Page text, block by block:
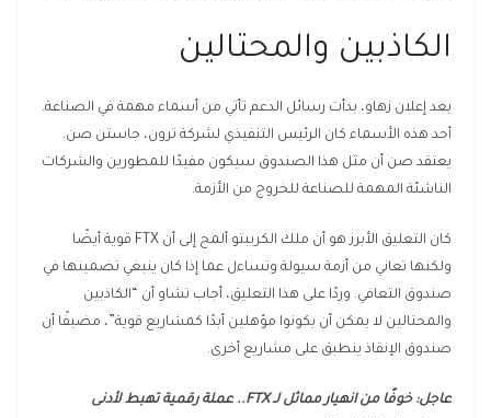
الكاذبين والمحتالين
بعد إعلان زهاو، بدأت رسائل الدعم تأتي من أسماء مهمة في الصناعة.
أحد هذه الأسماء كان الرئيس التنفيذي لشركة ترون، جاستن صن.
يعتقد صن أن مثل هذا الصندوق سيكون مفيدًا للمطورين والشركات
الناشئة المهمة للصناعة للخروج من الأزمة.
كان التعليق الأبرز هو أن ملك الكريبتو ألمح إلى أن FTX قوية أيضًا
ولكنها تعاني من أزمة سيولة وتساءل عما إذا كان ينبغي تضمينها في
صندوق التعافي. وردًا على هذا التعليق، أجاب تشاو أن “الكاذبين
والمحتالين لا يمكن أن يكونوا مؤهلين أبدًا كمشاريع قوية”، مضيفًا أن
صندوق الإنقاذ ينطبق على مشاريع أخرى.
عاجل: خوفًا من انهيار مماثل لـ FTX.. عملة رقمية تهبط لأدنى